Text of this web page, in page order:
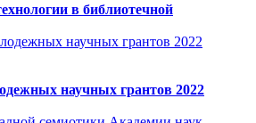
в библиотечной
научных грантов 2022